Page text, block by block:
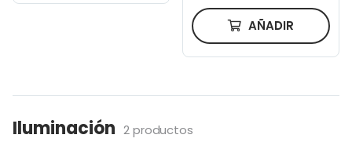
AÑADIR
Iluminación 2 productos